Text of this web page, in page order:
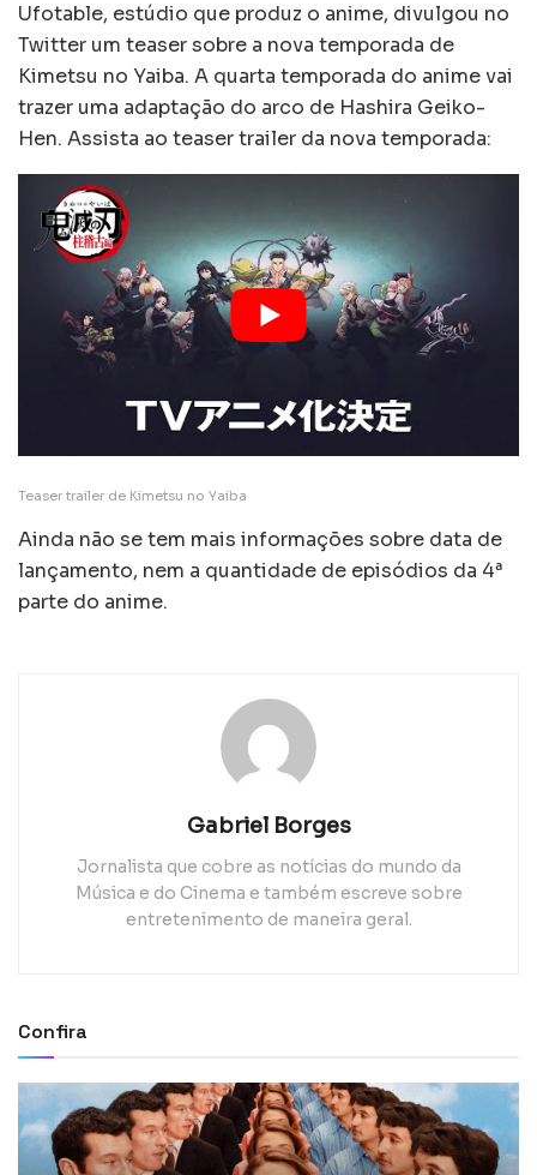
Ufotable, estúdio que produz o anime, divulgou no
Twitter um teaser sobre a nova temporada de
Kimetsu no Yaiba. A quarta temporada do anime vai
trazer uma adaptação do arco de Hashira Geiko-
Hen. Assista ao teaser trailer da nova temporada:
Teaser trailer de Kimetsu no Yaiba
Ainda não se tem mais informações sobre data de
lançamento, nem a quantidade de episódios da 4ª
parte do anime.
Gabriel Borges
Jornalista que cobre as notícias do mundo da
Música e do Cinema e também escreve sobre
entretenimento de maneira geral.
Confira